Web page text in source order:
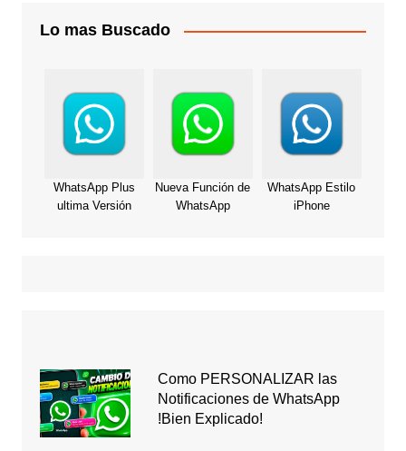
Lo mas Buscado
WhatsApp Plus
ultima Versión
Nueva Función de
WhatsApp
WhatsApp Estilo
iPhone
Como PERSONALIZAR las
Notificaciones de WhatsApp
!Bien Explicado!